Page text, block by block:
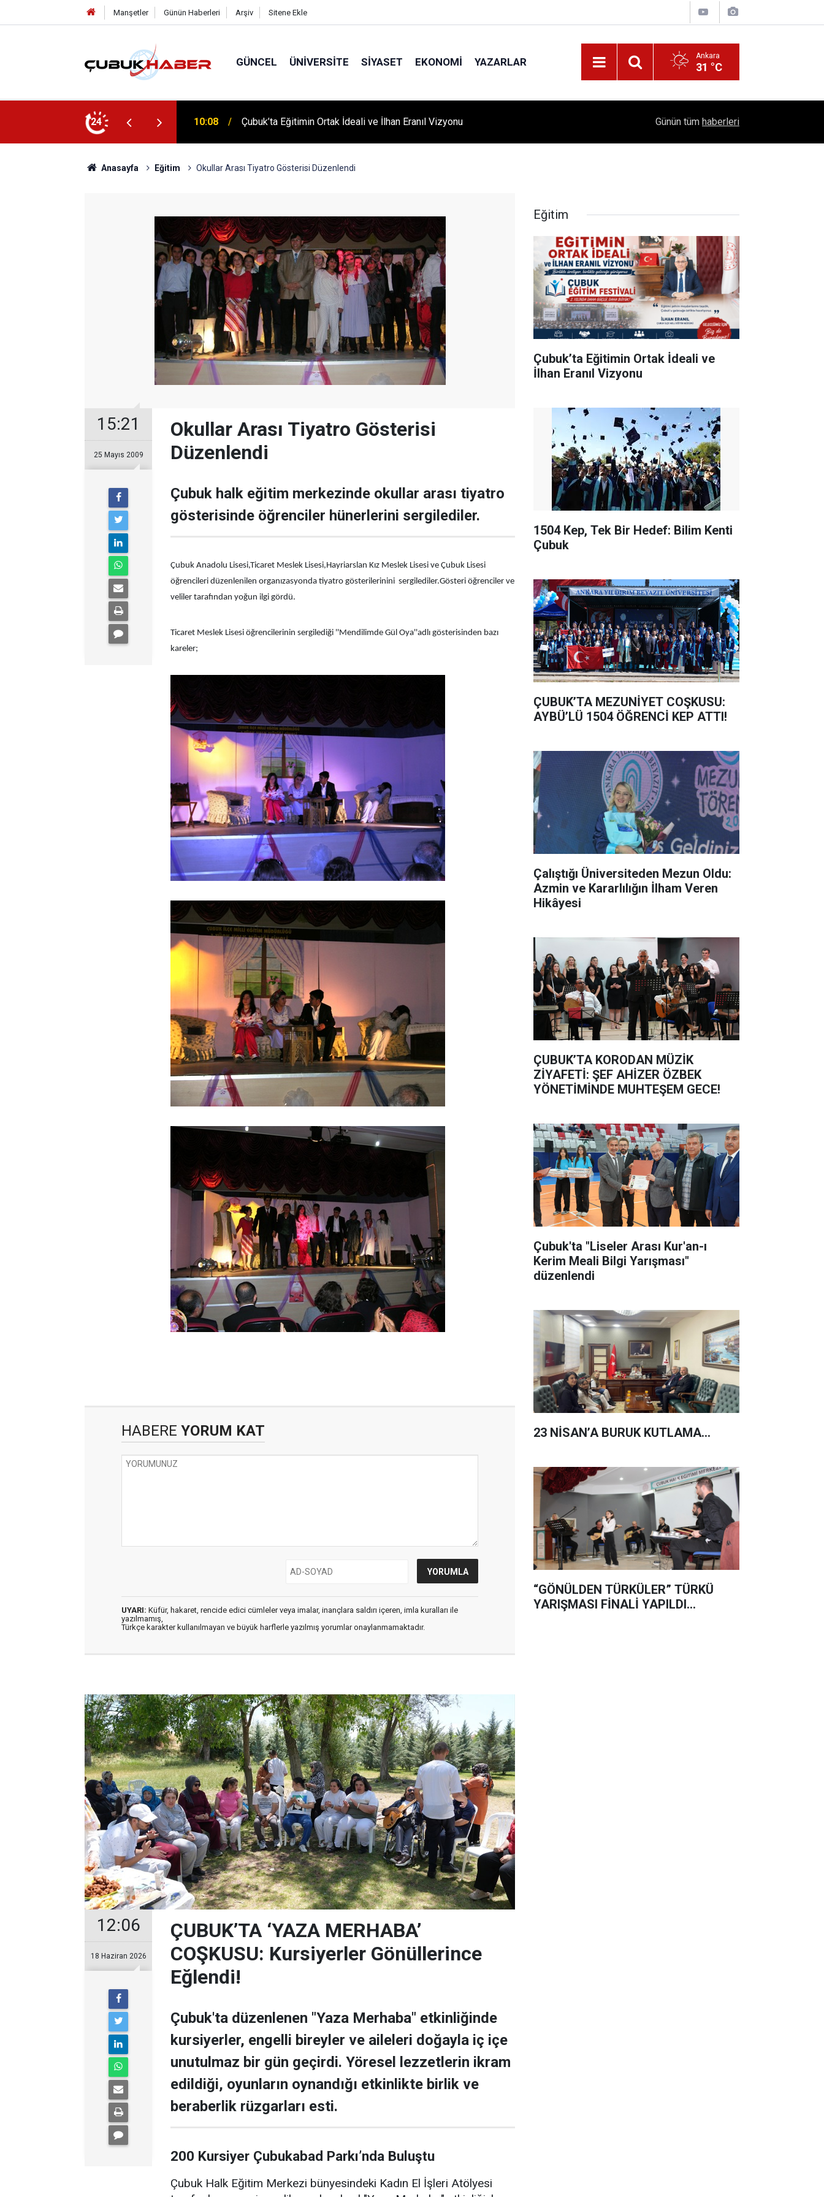
Manşetler Günün Haberleri Arşiv Sitene Ekle
GÜNCEL ÜNIVERSITE SIYASET EKONOMI YAZARLAR Ankara
31 °C
24 12:06 ÇUBUK’TA ‘YAZA MERHABA’ COŞKUSU: Kursiyerler Gönüllerince Eğlendi! 1504 Kep, Tek Bir Hedef: Bilim Kenti Çubuk
Günün tüm haberleri
Anasayfa Eğitim Okullar Arası Tiyatro Gösterisi Düzenlendi
15:21
25 Mayıs 2009
Okullar Arası Tiyatro Gösterisi
Düzenlendi
Çubuk halk eğitim merkezinde okullar arası tiyatro
gösterisinde öğrenciler hünerlerini sergilediler.
Çubuk Anadolu Lisesi,Ticaret Meslek Lisesi,Hayriarslan Kız Meslek Lisesi ve Çubuk Lisesi
öğrencileri düzenlenilen organızasyonda tiyatro gösterilerinini sergilediler.Gösteri öğrenciler ve
veliler tarafından yoğun ilgi gördü.
Ticaret Meslek Lisesi öğrencilerinin sergilediği ''Mendilimde Gül Oya''adlı gösterisinden bazı
kareler;
HABERE YORUM KAT
UYARI: Küfür, hakaret, rencide edici cümleler veya imalar, inançlara saldırı içeren, imla kuralları ile
yazılmamış,
Türkçe karakter kullanılmayan ve büyük harflerle yazılmış yorumlar onaylanmamaktadır.
12:06
18 Haziran 2026
ÇUBUK’TA ‘YAZA MERHABA’
COŞKUSU: Kursiyerler Gönüllerince
Eğlendi!
Çubuk'ta düzenlenen "Yaza Merhaba" etkinliğinde
kursiyerler, engelli bireyler ve aileleri doğayla iç içe
unutulmaz bir gün geçirdi. Yöresel lezzetlerin ikram
edildiği, oyunların oynandığı etkinlikte birlik ve
beraberlik rüzgarları esti.
200 Kursiyer Çubukabad Parkı’nda Buluştu
Çubuk Halk Eğitim Merkezi bünyesindeki Kadın El İşleri Atölyesi
Eğitim
Çubuk’ta Eğitimin Ortak İdeali ve
İlhan Eranıl Vizyonu
1504 Kep, Tek Bir Hedef: Bilim Kenti
Çubuk
ÇUBUK’TA MEZUNİYET COŞKUSU:
AYBÜ’LÜ 1504 ÖĞRENCİ KEP ATTI!
Çalıştığı Üniversiteden Mezun Oldu:
Azmin ve Kararlılığın İlham Veren
Hikâyesi
ÇUBUK’TA KORODAN MÜZİK
ZİYAFETİ: ŞEF AHİZER ÖZBEK
YÖNETİMİNDE MUHTEŞEM GECE!
Çubuk'ta "Liseler Arası Kur'an-ı
Kerim Meali Bilgi Yarışması"
düzenlendi
23 NİSAN’A BURUK KUTLAMA...
“GÖNÜLDEN TÜRKÜLER” TÜRKÜ
YARIŞMASI FİNALİ YAPILDI…